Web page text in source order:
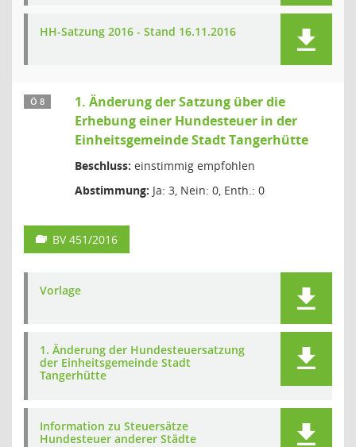
HH-Satzung 2016 - Stand 16.11.2016
Ö 8
1. Änderung der Satzung über die
Erhebung einer Hundesteuer in der
Einheitsgemeinde Stadt Tangerhütte
Beschluss: einstimmig empfohlen
Abstimmung: Ja: 3, Nein: 0, Enth.: 0
BV 451/2016
Vorlage
1. Änderung der Hundesteuersatzung
der Einheitsgemeinde Stadt
Tangerhütte
Information zu Steuersätze
Hundesteuer anderer Städte